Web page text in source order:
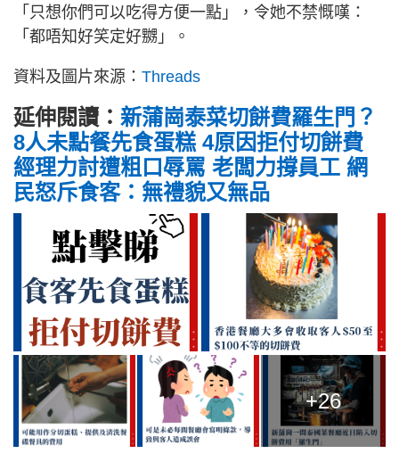
「只想你們可以吃得方便一點」，令她不禁慨嘆：
「都唔知好笑定好嬲」。
資料及圖片來源： Threads
延伸閱讀： 新蒲崗泰菜切餅費羅生門？
8人未點餐先食蛋糕 4原因拒付切餅費
經理力討遭粗口辱罵 老闆力撐員工 網
民怒斥食客：無禮貌又無品
+26